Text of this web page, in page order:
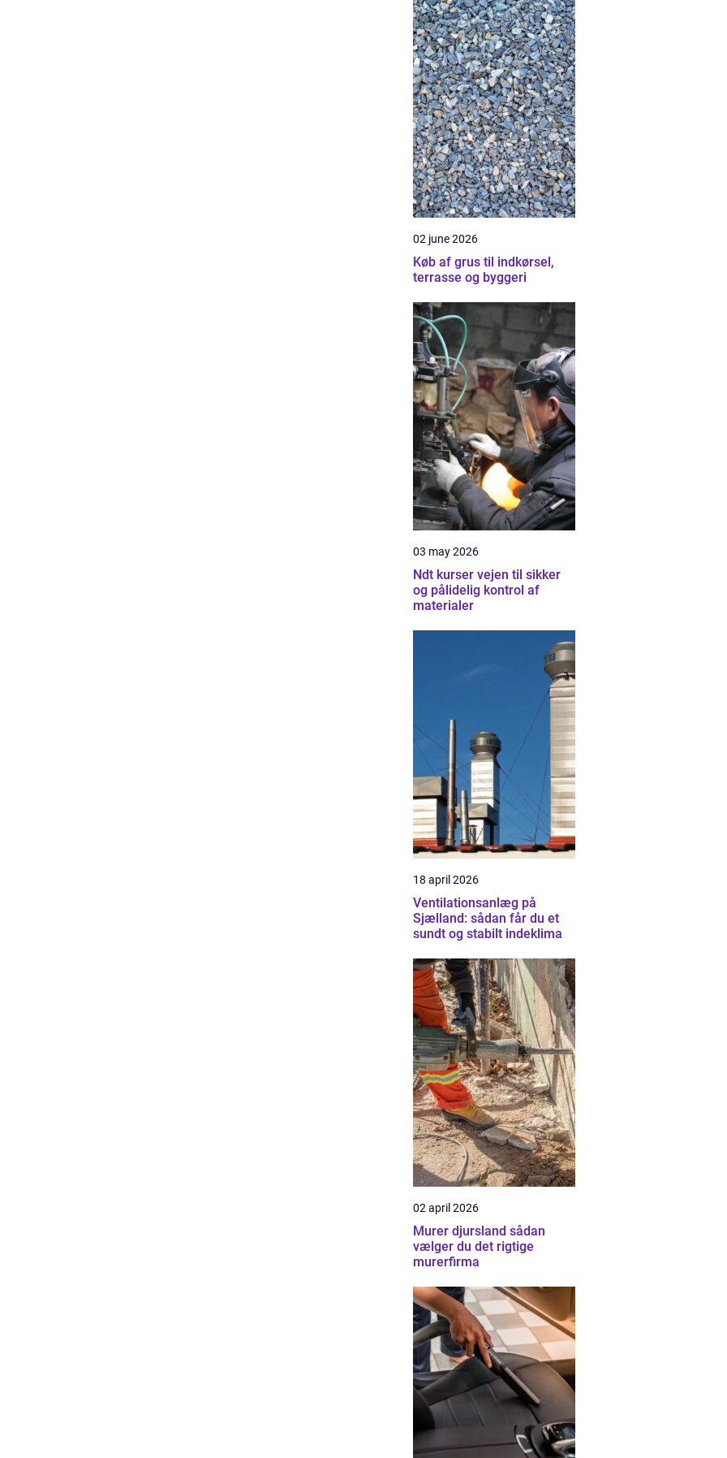
02 june 2026
Køb af grus til indkørsel,
terrasse og byggeri
03 may 2026
Ndt kurser vejen til sikker
og pålidelig kontrol af
materialer
18 april 2026
Ventilationsanlæg på
Sjælland: sådan får du et
sundt og stabilt indeklima
02 april 2026
Murer djursland sådan
vælger du det rigtige
murerfirma